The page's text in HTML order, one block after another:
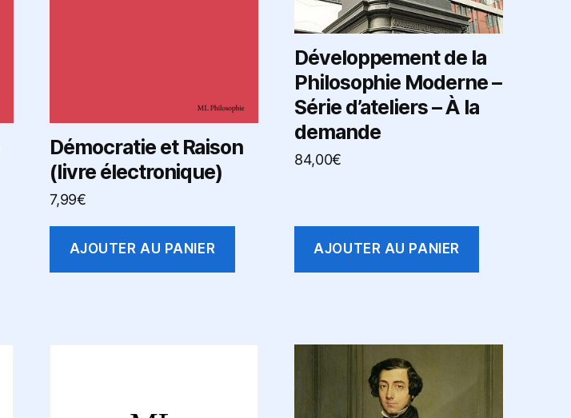
Démocratie et Raison
(livre électronique)
7,99€
AJOUTER AU PANIER
Développement de la
Philosophie Moderne –
Série d’ateliers – À la
demande
84,00€
AJOUTER AU PANIER